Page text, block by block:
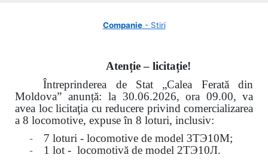
Companie- Știri
Atenție – licitație!
Întreprinderea de Stat „Calea Ferată din
Moldova” anunță: la 30.06.2026, ora 09.00, va
avea loc licitaţia cu reducere privind comercializarea
a 8 locomotive, expuse în 8 loturi, inclusiv:
- 7 loturi - locomotive de model 3ТЭ10М;
- 1 lot - locomotivă de model 2ТЭ10Л.